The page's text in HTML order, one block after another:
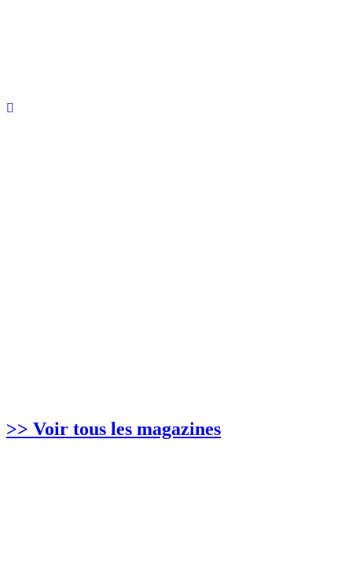
>> Voir tous les magazines